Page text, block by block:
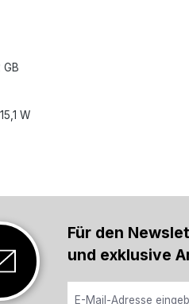
W
Für den
und exklusive